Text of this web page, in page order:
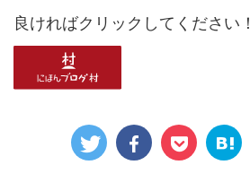
良ければクリックしてください！